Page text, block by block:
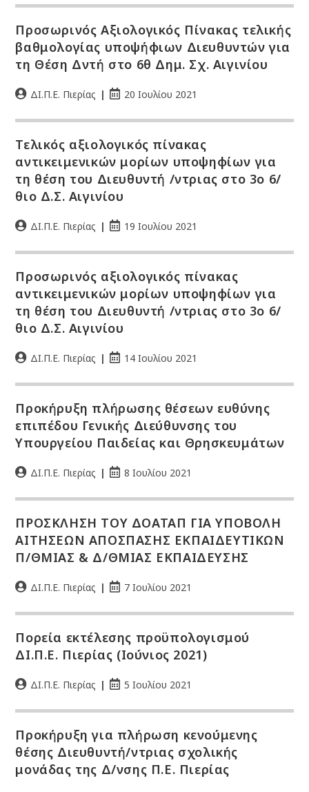
Προσωρινός Αξιολογικός Πίνακας τελικής
βαθμολογίας υποψήφιων Διευθυντών για
τη Θέση Δντή στο 6θ Δημ. Σχ. Αιγινίου
ΔΙ.Π.Ε. Πιερίας 20 Ιουλίου 2021
Τελικός αξιολογικός πίνακας
αντικειμενικών μορίων υποψηφίων για
τη θέση του Διευθυντή /ντριας στο 3ο 6/
θιο Δ.Σ. Αιγινίου
ΔΙ.Π.Ε. Πιερίας 19 Ιουλίου 2021
Προσωρινός αξιολογικός πίνακας
αντικειμενικών μορίων υποψηφίων για
τη θέση του Διευθυντή /ντριας στο 3ο 6/
θιο Δ.Σ. Αιγινίου
ΔΙ.Π.Ε. Πιερίας 14 Ιουλίου 2021
Προκήρυξη πλήρωσης θέσεων ευθύνης
επιπέδου Γενικής Διεύθυνσης του
Υπουργείου Παιδείας και Θρησκευμάτων
ΔΙ.Π.Ε. Πιερίας 8 Ιουλίου 2021
ΠΡΟΣΚΛΗΣΗ ΤΟΥ ΔΟΑΤΑΠ ΓΙΑ ΥΠΟΒΟΛΗ
ΑΙΤΗΣΕΩΝ ΑΠΟΣΠΑΣΗΣ ΕΚΠΑΙΔΕΥΤΙΚΩΝ
Π/ΘΜΙΑΣ & Δ/ΘΜΙΑΣ ΕΚΠΑΙΔΕΥΣΗΣ
ΔΙ.Π.Ε. Πιερίας 7 Ιουλίου 2021
Πορεία εκτέλεσης προϋπολογισμού
ΔΙ.Π.Ε. Πιερίας (Ιούνιος 2021)
ΔΙ.Π.Ε. Πιερίας 5 Ιουλίου 2021
Προκήρυξη για πλήρωση κενούμενης
θέσης Διευθυντή/ντριας σχολικής
μονάδας της Δ/νσης Π.Ε. Πιερίας